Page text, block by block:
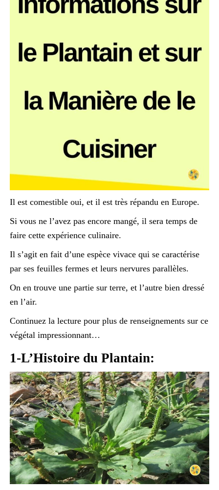
Il est comestible oui, et il est très répandu en Europe.
Si vous ne l’avez pas encore mangé, il sera temps de
faire cette expérience culinaire.
Il s’agit en fait d’une espèce vivace qui se caractérise
par ses feuilles fermes et leurs nervures parallèles.
On en trouve une partie sur terre, et l’autre bien dressé
en l’air.
Continuez la lecture pour plus de renseignements sur ce
végétal impressionnant…
1-L’Histoire du Plantain: